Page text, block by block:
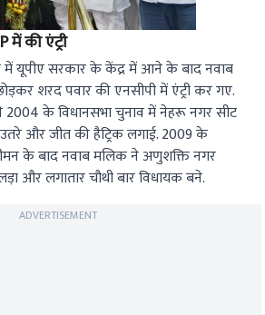
में की एंट्री
यूपीए सरकार के केंद्र में आने के बाद नवाब
शरद पवार की एनसीपी में एंट्री कर गए.
के विधानसभा चुनाव में नेहरू नगर सीट
और जीत की हैट्रिक लगाई. 2009 के
के बाद नवाब मलिक ने अणुशक्ति नगर
और लगातार चौथी बार विधायक बने.
ADVERTISEMENT